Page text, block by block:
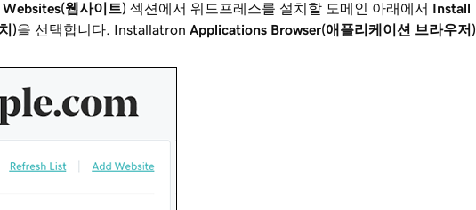
Websites(웹사이트) 섹션에서 워드프레스를 설치할 도메인 아래에서 Install
)을 선택합니다. Installatron Applications Browser(애플리케이션 브라우저)